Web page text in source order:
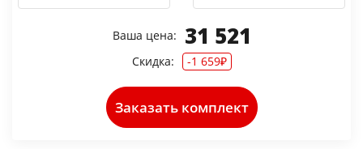
Ваша цена: 31 521
Скидка: -1 659₽
Заказать комплект